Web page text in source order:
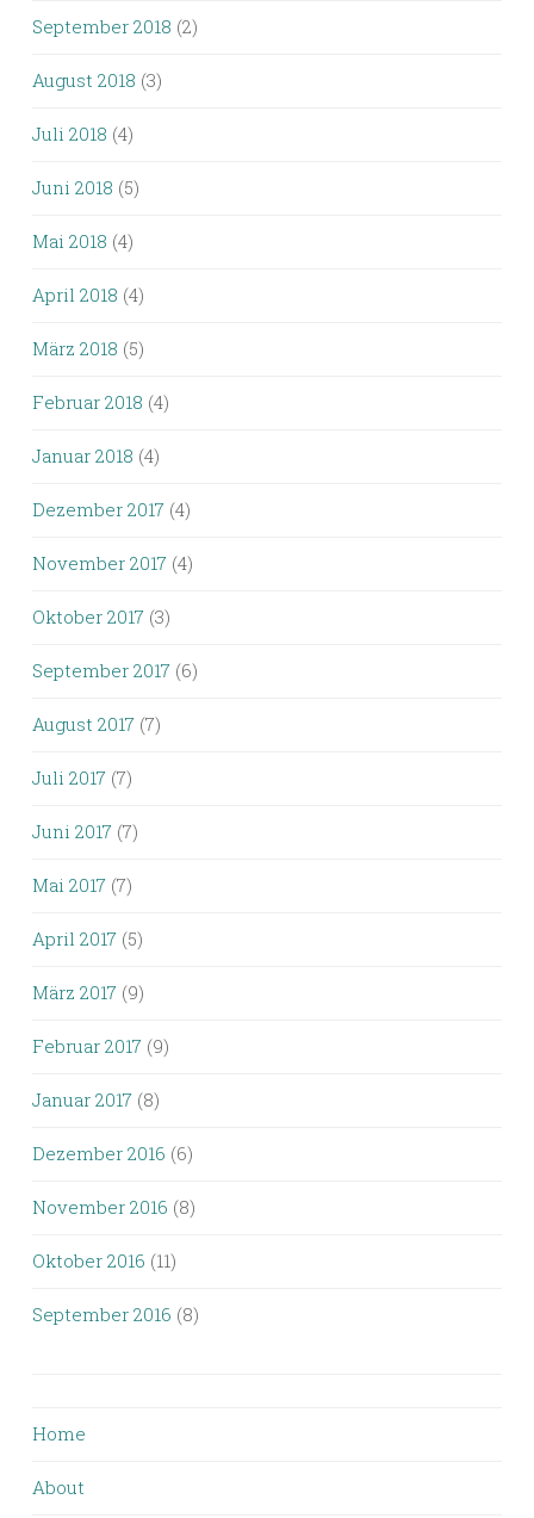
September 2018 (2)
August 2018 (3)
Juli 2018 (4)
Juni 2018 (5)
Mai 2018 (4)
April 2018 (4)
März 2018 (5)
Februar 2018 (4)
Januar 2018 (4)
Dezember 2017 (4)
November 2017 (4)
Oktober 2017 (3)
September 2017 (6)
August 2017 (7)
Juli 2017 (7)
Juni 2017 (7)
Mai 2017 (7)
April 2017 (5)
März 2017 (9)
Februar 2017 (9)
Januar 2017 (8)
Dezember 2016 (6)
November 2016 (8)
Oktober 2016 (11)
September 2016 (8)
Home
About